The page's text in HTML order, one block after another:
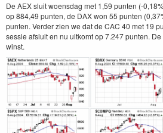
De AEX sluit woensdag met 1,59 punten (-
op 884,49 punten, de DAX won 55 punten
punten. Verder zien we dat de CAC 40 met 19
sessie afsluit en nu uitkomt op 7.247 punten.
winst.